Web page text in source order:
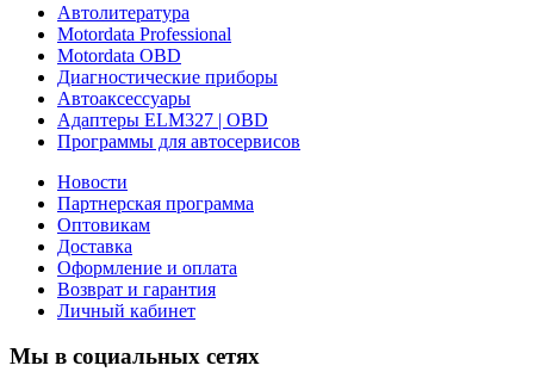
Автолитература
Motordata Professional
Motordata OBD
Диагностические приборы
Автоаксессуары
Адаптеры ELM327 | OBD
Программы для автосервисов
Новости
Партнерская программа
Оптовикам
Доставка
Оформление и оплата
Возврат и гарантия
Личный кабинет
Мы в социальных сетях